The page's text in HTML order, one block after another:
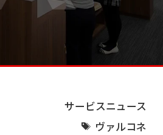
サービスニュース
ヴァルコネ